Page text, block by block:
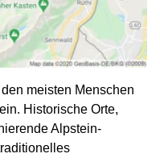
meisten Menschen
Historische Orte,
Alpstein-